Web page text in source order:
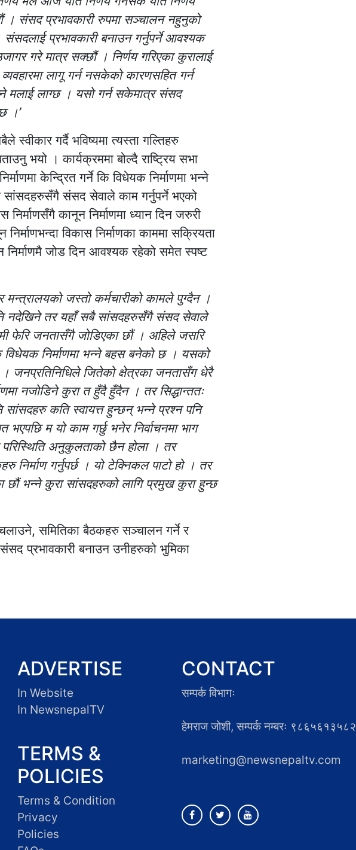
। संसद प्रभावकारी रुपमा सञ्चालन नहुनुको
प्रभावकारी बनाउन गर्नुपर्ने आवश्यक
गरे मात्र सक्छौं । निर्णय गरिएका कुरालाई
लागू गर्न नसकेको कारणसहित गर्न
मलाई लाग्छ । यसो गर्न सकेमात्र संसद
।’
गर्दै भविष्यमा त्यस्ता गल्तिहरु
भयो । कार्यक्रममा बोल्दै राष्ट्रिय सभा
केन्द्रित गर्ने कि विधेयक निर्माणमा भन्ने
संसद सेवाले काम गर्नुपर्ने भएको
कानून निर्माणमा ध्यान दिन जरुरी
विकास निर्माणका काममा सक्रियता
निर्माणमै जोड दिन आवश्यक रहेको समेत स्पष्ट
मन्त्रालयको जस्तो कर्मचारीको कामले पुग्दैन ।
नदेखिने तर यहाँ सबै सांसदहरुसँगै संसद सेवाले
फेरि जनतासँगै जोडिएका छौं । अहिले जसरि
विधेयक निर्माणमा भन्ने बहस बनेको छ । यसको
। जनप्रतिनिधिले जितेको क्षेत्रका जनतासँग धेरै
नजोडिने कुरा त हुँदै हुँदैन । तर सिद्धान्ततः
सांसदहरु कति स्वायत्त हुन्छन् भन्ने प्रश्न पनि
म यो काम गर्छु भनेर निर्वाचनमा भाग
परिस्थिति अनुकुलताको छैन होला । तर
गर्नुपर्छ । यो टेक्निकल पाटो हो । तर
छौं भन्ने कुरा सांसदहरुको लागि प्रमुख कुरा हुन्छ
समितिका बैठकहरु सञ्चालन गर्ने र
प्रभावकारी बनाउन उनीहरुको भुमिका
ADVERTISE
In Website
In NewsnepalTV
TERMS &
POLICIES
Terms & Condition
Privacy
Policies
CONTACT
सम्पर्क विभागः
हेमराज जोशी, सम्पर्क नम्बरः ९८६५६१३५८२
marketing@newsnepaltv.com